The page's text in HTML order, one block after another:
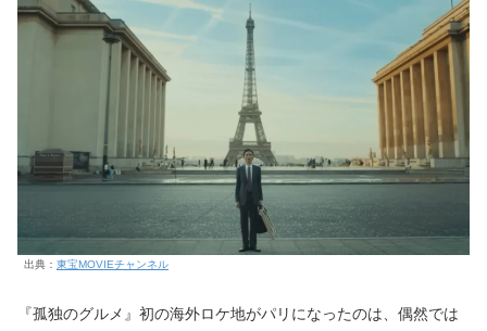
出典： 東宝MOVIEチャンネル
『孤独のグルメ』初の海外ロケ地がパリになったのは、偶然では